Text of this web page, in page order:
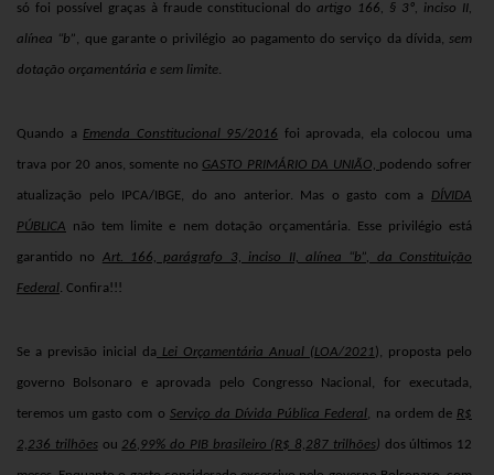
só foi possível graças à fraude constitucional do artigo 166, § 3º, inciso II,
alínea “b”, que garante o privilégio ao pagamento do serviço da dívida, sem
dotação orçamentária e sem limite.
Quando a Emenda Constitucional 95/2016 foi aprovada, ela colocou uma
trava por 20 anos, somente no GASTO PRIMÁRIO DA UNIÃO, podendo sofrer
atualização pelo IPCA/IBGE, do ano anterior. Mas o gasto com a DÍVIDA
PÚBLICA não tem limite e nem dotação orçamentária. Esse privilégio está
garantido no Art. 166, parágrafo 3, inciso II, alínea “b”, da Constituição
Federal. Confira!!!
Se a previsão inicial da Lei Orçamentária Anual (LOA/2021), proposta pelo
governo Bolsonaro e aprovada pelo Congresso Nacional, for executada,
teremos um gasto com o Serviço da Dívida Pública Federal, na ordem de R$
2,236 trilhõesou 26,99% do PIB brasileiro (R$ 8,287 trilhões) dos últimos 12